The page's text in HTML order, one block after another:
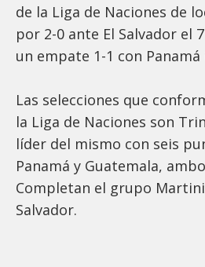
de la Liga de Naciones de
por 2-0 ante El Salvador el
un empate 1-1 con
Las selecciones que
la Liga de Naciones son
líder del mismo con seis
Panamá y Guatemala,
Completan el grupo
Salvador.